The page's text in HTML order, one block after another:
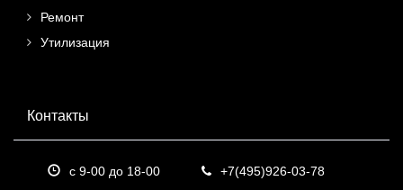
Ремонт
Утилизация
Контакты
с 9-00 до 18-00 +7(495)926-03-78